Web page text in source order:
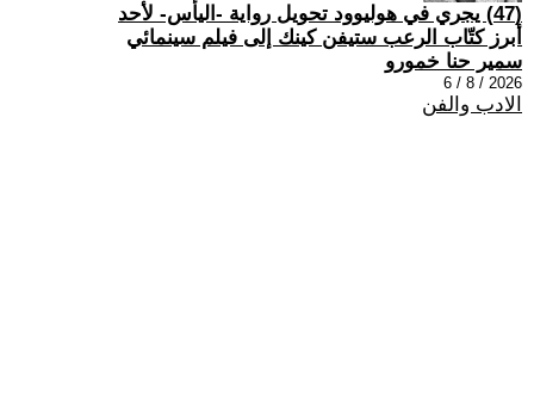
(47) يجري في هوليوود تحويل رواية -اليأس- لأحد
أبرز كتّاب الرعب ستيفن كينك إلى فيلم سينمائي
سمير حنا خمورو
2026 / 8 / 6
الادب والفن